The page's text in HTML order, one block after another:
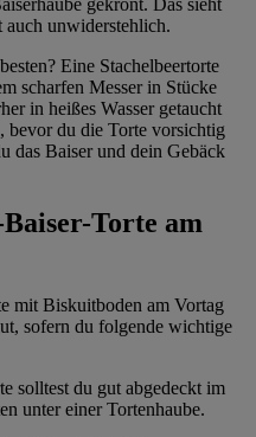
gekrönt. Das sieht
auch unwiderstehlich.
Eine Stachelbeertorte
scharfen Messer in Stücke
in heißes Wasser getaucht
bevor du die Torte vorsichtig
das Baiser und dein Gebäck
Torte am
mit Biskuitboden am Vortag
sofern du folgende wichtige
solltest du gut abgedeckt im
unter einer Tortenhaube.